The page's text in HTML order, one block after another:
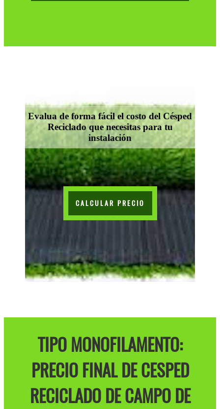
Evalua de forma fácil el costo del Césped
Reciclado que necesitas para tu
instalación
CALCULAR PRECIO
TIPO MONOFILAMENTO:
PRECIO FINAL DE CESPED
RECICLADO DE CAMPO DE